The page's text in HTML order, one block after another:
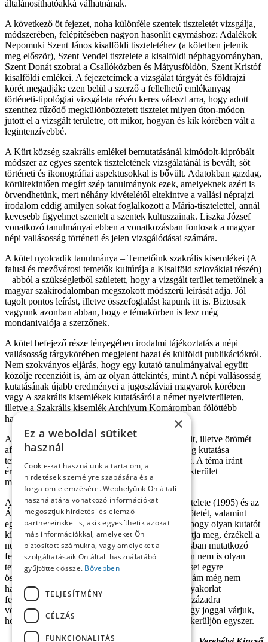
általánosíthatóakká válhatnának.
A következő öt fejezet, noha különféle szentek tiszteletét vizsgálja,
módszerében, felépítésében nagyon hasonlít egymáshoz: Adalékok
Nepomuki Szent János kisalföldi tiszteletéhez (a kötetben jelenik
meg először), Szent Vendel tisztelete a kisalföldi néphagyományban,
Szent Donát szobrai a Csallóközben és Mátyusföldön, Szent Kristóf
kisalföldi emlékei. A fejezetcímek a vizsgálat tárgyát és földrajzi
körét megadják: ezen belül a szerző a fellelhető emlékanyag
történeti-tipológiai vizsgálata révén keres választ arra, hogy adott
szenthez fűződő megkülönböztetett tisztelet milyen úton-módon
jutott el a vizsgált területre, ott mikor, hogyan és kik körében vált a
legintenzívebbé.
A Kürt község szakrális emlékei bemutatásánál kimódolt-kipróbált
módszer az egyes szentek tiszteletének vizsgálatánál is bevált, sőt
történeti és ikonográfiai aspektusokkal is bővült. Adatokban gazdag,
körültekintően megírt szép tanulmányok ezek, amelyeknek azért is
örvendhetünk, mert néhány kivételétől eltekintve a vallási néprajzi
irodalom eddig amilyen sokat foglalkozott a Mária-tisztelettel, annál
kevesebb figyelmet szentelt a szentek kultuszainak. Liszka József
vonatkozó tanulmányai ebben a vonatkozásban fontosak a magyar
népi vallásosság történeti és jelen vizsgálódásai számára.
A kötet nyolcadik tanulmánya – Temetőink szakrális kisemlékei (A
falusi és mezővárosi temetők kultúrája a Kisalföld szlovákiai részén)
– abból a szükségletből született, hogy a vizsgált terület temetőinek a
magyar szakirodalomban megszokott módszerű leírását adja. Jól
tagolt pontos leírást, illetve összefoglalást kapunk itt is. Biztosak
vagyunk azonban abban, hogy e témakörben is lesz még
mondanivalója a szerzőnek.
A kötet befejező része lényegében irodalmi tájékoztatás a népi
vallásosság tárgykörében megjelent hazai és külföldi publikációkról.
Nem szokványos eljárás, hogy egy kutató tanulmányaival együtt
közölje recenzióit is, ám az olyan áttekintés, mint A népi vallásosság
kutatásának újabb eredményei a jugoszláviai magyarok körében
vagy A szakrális kisemlékek kutatásáról a német nyelvterületen,
illetve a Szakrális kisemlék Archívum Komáromban fölöttébb
hasznosak.
A szerző maga sem tagadja inspirációinak forrásait, illetve örömét
afölött, hogy a tág értelemben vett népi vallásosság kutatása
területén hol, mikor, milyen eredmények születtek. A téma iránt
érdeklődő így ezúttal némi eligazítást is kap a szakterület
művelésének jelenlegi helyzetéről.
Amennyiben Liszka Józsefnek a Szent képek tisztelete (1995) és az
Állíttatott keresztínyi buzgóságbul (2000) című kötetét, valamint
egyéb publikációit számba veszszük, érzékeljük, hogy olyan kutatót
kísérünk figyelemmel, aki témáit tudatosan választja meg, érzékeli a
nemzetközi kutatási irányokat és a magyar kutatásban mutatkozó
fehér foltokat, valamint természetesen – vagy talán nem is olyan
természetesen – az eredményeket is. Megközelítései egyre
öszszetettebbek, szintetizáló szándékot mutatnak, ám még nem
haladják meg a leíró jelleget. A népi kegyességi gyakorlat
feltárásához adott területre és kiváltképpen a 20. századra
vonatkozóan jó alapokat rakott le Liszka József, így joggal várjuk,
hogy a tartalmi következtetések levonására is sor kerüljön egyszer.
×
Ez a weboldal sütiket
használ
Cookie-kat használunk a tartalom, a
hirdetések személyre szabására és a
forgalom elemzésére. Webhelyünk Ön általi
használatára vonatkozó információkat
megosztjuk hirdetési és elemző
partnereinkkel is, akik egyesíthetik azokat
más információkkal, amelyeket Ön
biztosított számukra, vagy amelyeket a
szolgáltatásaik Ön általi használatából
gyűjtöttek össze. Bővebben
TELJESÍTMÉNY
CÉLZÁS
FUNKCIONALITÁS